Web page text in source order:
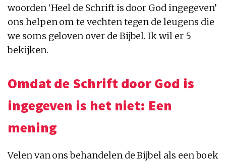
woorden ‘Heel de Schrift is door God ingegeven’
ons helpen om te vechten tegen de leugens die
we soms geloven over de Bijbel. Ik wil er 5
bekijken.
Omdat de Schrift door God is
ingegeven is het niet: Een
mening
Velen van ons behandelen de Bijbel als een boek